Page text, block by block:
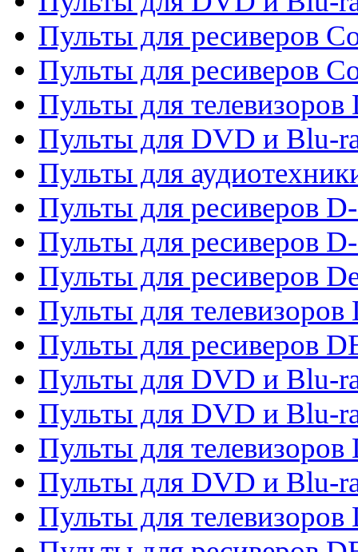
Пульты для ресиверов
Пульты для ресиверов
Пульты для телевизоров
Пульты для DVD и Blu-
Пульты для
Пульты для ресиверов
Пульты для ресиверов
Пульты для ресиверов
Пульты для телевизоров
Пульты для ресиверов
Пульты для DVD и Blu-
Пульты для DVD и Blu-
Пульты для
Пульты для DVD и Blu-
Пульты для телевизоров